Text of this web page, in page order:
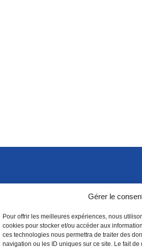
Gérer le
Pour offrir les meilleures expériences, nous
cookies pour stocker et/ou accéder aux
ces technologies nous permettra de traiter des
navigation ou les ID uniques sur ce site. Le fait